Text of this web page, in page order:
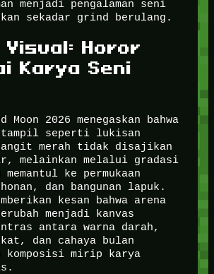
menjadi pengalaman seni
sekadar grind berulang.
Visual: Horor
Karya Seni
2026 menegaskan bahwa
seperti lukisan
merah tidak disajikan
melainkan melalui gradasi
ke permukaan
dan bangunan lapuk.
kesan bahwa arena
menjadi kanvas
antara warna darah,
dan cahaya bulan
komposisi mirip karya